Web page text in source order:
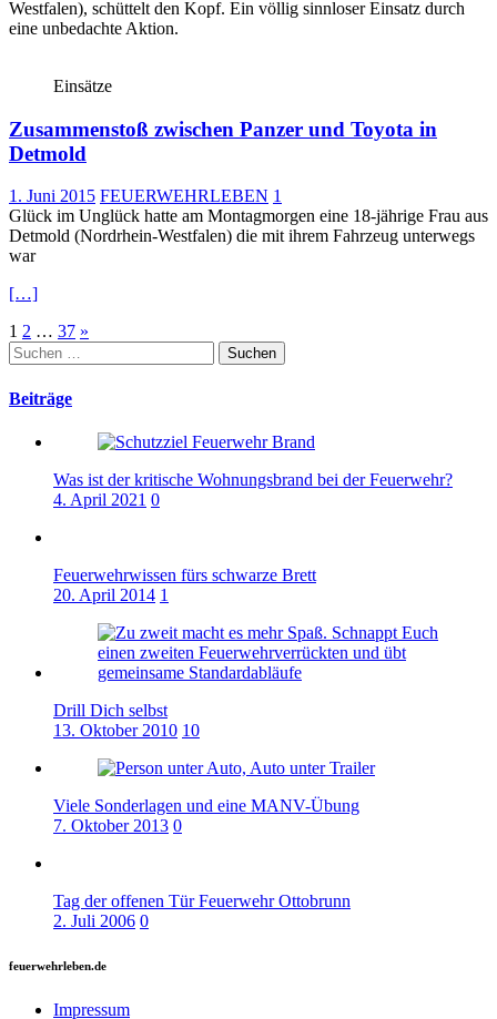
Westfalen), schüttelt den Kopf. Ein völlig sinnloser Einsatz durch
eine unbedachte Aktion.
Einsätze
Zusammenstoß zwischen Panzer und Toyota in
Detmold
1. Juni 2015 FEUERWEHRLEBEN 1
Glück im Unglück hatte am Montagmorgen eine 18-jährige Frau aus
Detmold (Nordrhein-Westfalen) die mit ihrem Fahrzeug unterwegs
war
[…]
Seitennummerierung
der
Beiträge
1 2 … 37 »
Suchen
nach:
Beiträge
Was ist der kritische Wohnungsbrand bei der Feuerwehr?
4. April 2021 0
Feuerwehrwissen fürs schwarze Brett
20. April 2014 1
Drill Dich selbst
13. Oktober 2010 10
Viele Sonderlagen und eine MANV-Übung
7. Oktober 2013 0
Tag der offenen Tür Feuerwehr Ottobrunn
2. Juli 2006 0
feuerwehrleben.de
Impressum